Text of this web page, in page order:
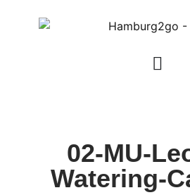
02-MU-
Watering-